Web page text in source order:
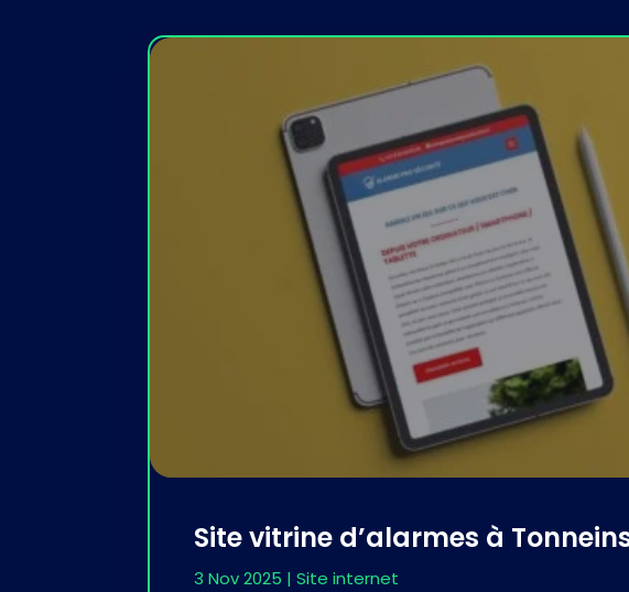
Site vitrine d’alarmes à
3 Nov 2025 |Site internet